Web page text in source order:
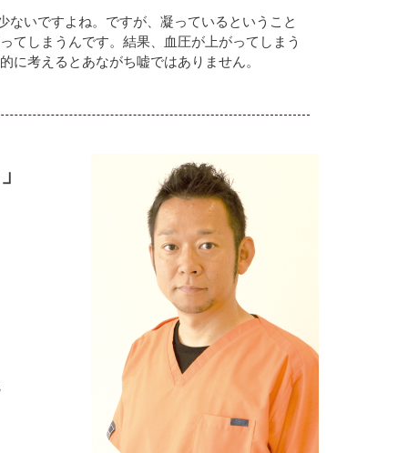
ないですよね。ですが、凝っているということ
てしまうんです。結果、血圧が上がってしまう
に考えるとあながち嘘ではありません。